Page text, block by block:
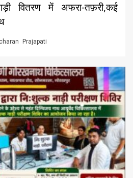
वितरण में अफरा-तफ़री,कई
Prajapati